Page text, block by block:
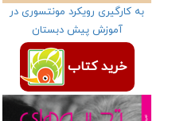
به کارگیری رویکرد مونتسوری در
آموزش پیش دبستان
خرید کتاب